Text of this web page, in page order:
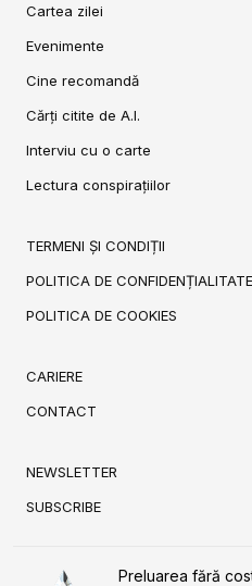
Cartea zilei
Evenimente
Cine recomandă
Cărți citite de A.I.
Interviu cu o carte
Lectura conspirațiilor
TERMENI ȘI CONDIȚII
POLITICA DE CONFIDENȚIALITATE
POLITICA DE COOKIES
CARIERE
CONTACT
NEWSLETTER
SUBSCRIBE
Preluarea fără